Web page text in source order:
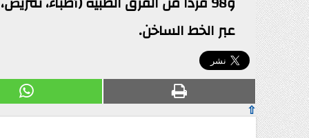
عبر الخط الساخن.
⇧